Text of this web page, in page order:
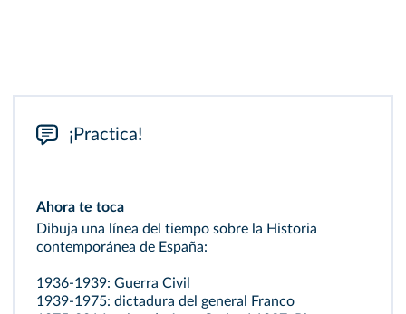
¡Practica!
Ahora te toca
Dibuja una línea del tiempo sobre la Historia
contemporánea de España:
1936-1939: Guerra Civil
1939-1975: dictadura del general Franco